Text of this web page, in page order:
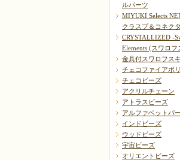
ルパーツ
MIYUKI Selects
クラスプ＆コネク
CRYSTALLIZED -
Elements (スワロフ
金具付スワロフス
チェコファイアポ
チェコビーズ
アクリルチェーン
アトラスビーズ
アルファベットパ
インドビーズ
ウッドビーズ
宇宙ビーズ
オリエントビーズ